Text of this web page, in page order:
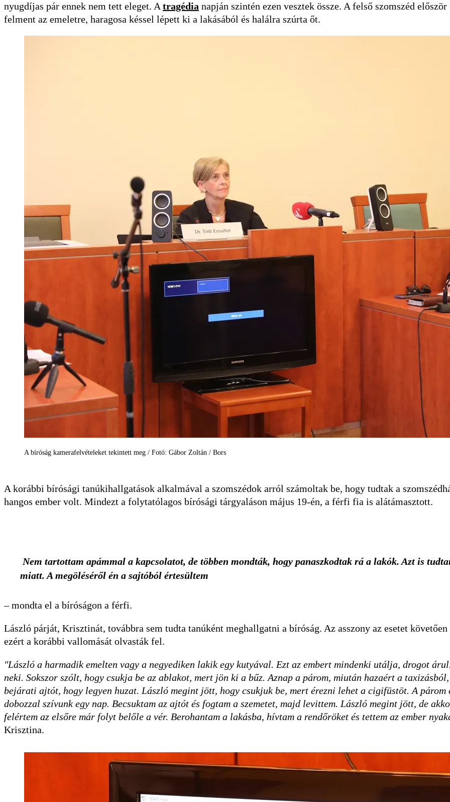
nyugdíjas pár ennek nem tett eleget. A tragédia napján szintén ezen vesztek össze. A felső szomszéd
felment az emeletre, haragosa késsel lépett ki a lakásából és halálra szúrta őt.
A bíróság kamerafelvételeket tekintett meg / Fotó: Gábor Zoltán / Bors
A korábbi bírósági tanúkihallgatások alkalmával a szomszédok arról számoltak be, hogy tudtak a
hangos ember volt. Mindezt a folytatólagos bírósági tárgyaláson május 19-én, a férfi fia is alátámasztott.
Nem tartottam apámmal a kapcsolatot, de többen mondták, hogy panaszkodtak rá a lakók. Azt is
miatt. A megöléséről én a sajtóból értesültem
– mondta el a bíróságon a férfi.
László párját, Krisztinát, továbbra sem tudta tanúként meghallgatni a bíróság. Az asszony az esetet
ezért a korábbi vallomását olvasták fel.
"László a harmadik emelten vagy a negyediken lakik egy kutyával. Ezt az embert mindenki utálja, drogot
neki. Sokszor szólt, hogy csukja be az ablakot, mert jön ki a bűz. Aznap a párom, miután hazaért a
bejárati ajtót, hogy legyen huzat. László megint jött, hogy csukjuk be, mert érezni lehet a cigifüstöt. A párom
dobozzal szívunk egy nap. Becsuktam az ajtót és fogtam a szemetet, majd levittem. László megint jött, de
felértem az elsőre már folyt belőle a vér. Berohantam a lakásba, hívtam a rendőröket és tettem az ember
Krisztina.